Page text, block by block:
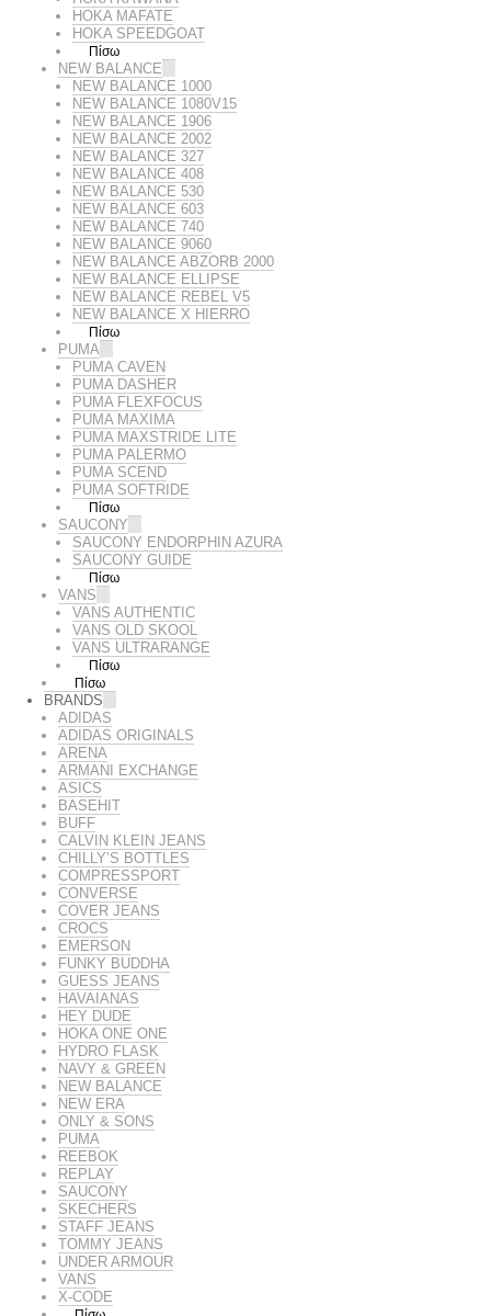
HOKA MAFATE
HOKA SPEEDGOAT
Πίσω
NEW BALANCE
NEW BALANCE 1000
NEW BALANCE 1080V15
NEW BALANCE 1906
NEW BALANCE 2002
NEW BALANCE 327
NEW BALANCE 408
NEW BALANCE 530
NEW BALANCE 603
NEW BALANCE 740
NEW BALANCE 9060
NEW BALANCE ABZORB 2000
NEW BALANCE ELLIPSE
NEW BALANCE REBEL V5
NEW BALANCE X HIERRO
Πίσω
PUMA
PUMA CAVEN
PUMA DASHER
PUMA FLEXFOCUS
PUMA MAXIMA
PUMA MAXSTRIDE LITE
PUMA PALERMO
PUMA SCEND
PUMA SOFTRIDE
Πίσω
SAUCONY
SAUCONY ENDORPHIN AZURA
SAUCONY GUIDE
Πίσω
VANS
VANS AUTHENTIC
VANS OLD SKOOL
VANS ULTRARANGE
Πίσω
Πίσω
BRANDS
ADIDAS
ADIDAS ORIGINALS
ARENA
ARMANI EXCHANGE
ASICS
BASEHIT
BUFF
CALVIN KLEIN JEANS
CHILLY’S BOTTLES
COMPRESSPORT
CONVERSE
COVER JEANS
CROCS
EMERSON
FUNKY BUDDHA
GUESS JEANS
HAVAIANAS
HEY DUDE
HOKA ONE ONE
HYDRO FLASK
NAVY & GREEN
NEW BALANCE
NEW ERA
ONLY & SONS
PUMA
REEBOK
REPLAY
SAUCONY
SKECHERS
STAFF JEANS
TOMMY JEANS
UNDER ARMOUR
VANS
X-CODE